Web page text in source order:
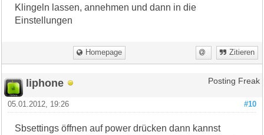
Klingeln lassen, annehmen und dann in die
Einstellungen
Homepage Zitieren
liphone Posting Freak
#10
05.01.2012, 19:26
Sbsettings öffnen auf power drücken dann kannst